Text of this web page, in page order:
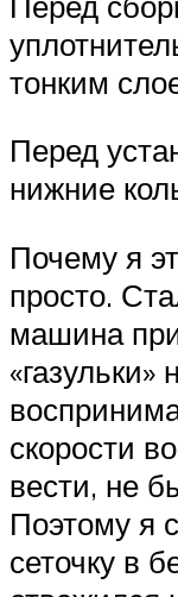
тонким
Перед
нижние
Почему я
просто.
машина
«газульки»
скорости
вести, не
Поэтому я
сеточку в